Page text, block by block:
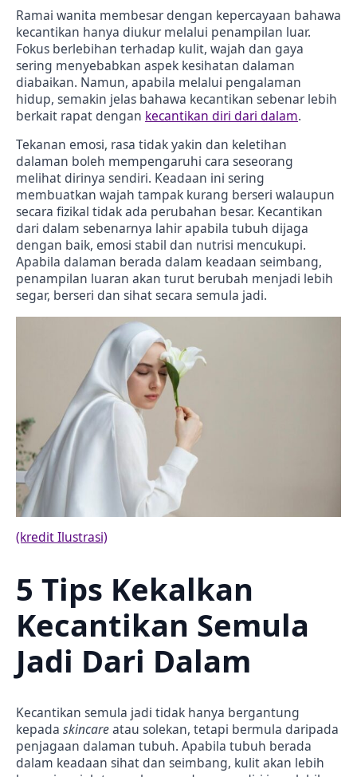
Ramai wanita membesar dengan kepercayaan bahawa
kecantikan hanya diukur melalui penampilan luar.
Fokus berlebihan terhadap kulit, wajah dan gaya
sering menyebabkan aspek kesihatan dalaman
diabaikan. Namun, apabila melalui pengalaman
hidup, semakin jelas bahawa kecantikan sebenar lebih
berkait rapat dengan kecantikan diri dari dalam.
Tekanan emosi, rasa tidak yakin dan keletihan
dalaman boleh mempengaruhi cara seseorang
melihat dirinya sendiri. Keadaan ini sering
membuatkan wajah tampak kurang berseri walaupun
secara fizikal tidak ada perubahan besar. Kecantikan
dari dalam sebenarnya lahir apabila tubuh dijaga
dengan baik, emosi stabil dan nutrisi mencukupi.
Apabila dalaman berada dalam keadaan seimbang,
penampilan luaran akan turut berubah menjadi lebih
segar, berseri dan sihat secara semula jadi.
(kredit Ilustrasi)
5 Tips Kekalkan
Kecantikan Semula
Jadi Dari Dalam
Kecantikan semula jadi tidak hanya bergantung
kepada skincareatau solekan, tetapi bermula daripada
penjagaan dalaman tubuh. Apabila tubuh berada
dalam keadaan sihat dan seimbang, kulit akan lebih